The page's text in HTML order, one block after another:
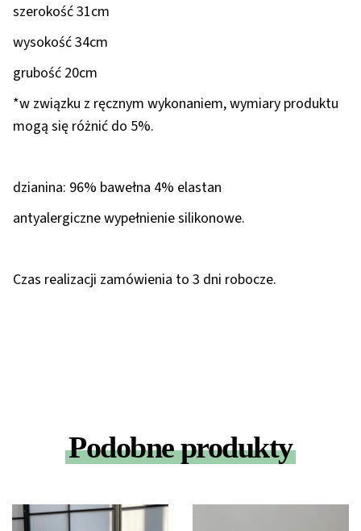
szerokość 31cm
wysokość 34cm
grubość 20cm
*w związku z ręcznym wykonaniem, wymiary produktu
mogą się różnić do 5%.
dzianina: 96% bawełna 4% elastan
antyalergiczne wypełnienie silikonowe.
Czas realizacji zamówienia to 3 dni robocze.
Podobne produkty